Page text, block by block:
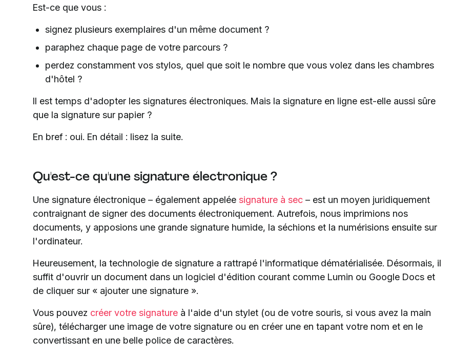
Est-ce que vous :
signez plusieurs exemplaires d'un même document ?
paraphez chaque page de votre parcours ?
perdez constamment vos stylos, quel que soit le nombre que vous volez dans les chambres
d'hôtel ?
Il est temps d'adopter les signatures électroniques. Mais la signature en ligne est-elle aussi sûre
que la signature sur papier ?
En bref : oui. En détail : lisez la suite.
Qu'est-ce qu'une signature électronique ?
Une signature électronique – également appelée signature à sec – est un moyen juridiquement
contraignant de signer des documents électroniquement. Autrefois, nous imprimions nos
documents, y apposions une grande signature humide, la séchions et la numérisions ensuite sur
l'ordinateur.
Heureusement, la technologie de signature a rattrapé l'informatique dématérialisée. Désormais, il
suffit d'ouvrir un document dans un logiciel d'édition courant comme Lumin ou Google Docs et
de cliquer sur « ajouter une signature ».
Vous pouvez créer votre signature à l'aide d'un stylet (ou de votre souris, si vous avez la main
sûre), télécharger une image de votre signature ou en créer une en tapant votre nom et en le
convertissant en une belle police de caractères.